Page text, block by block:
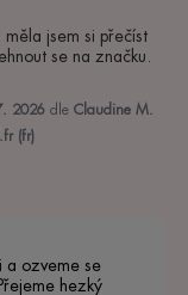
měla jsem si přečíst
se na značku.
2026 dle Claudine M.
(fr)
a ozveme se
hezký